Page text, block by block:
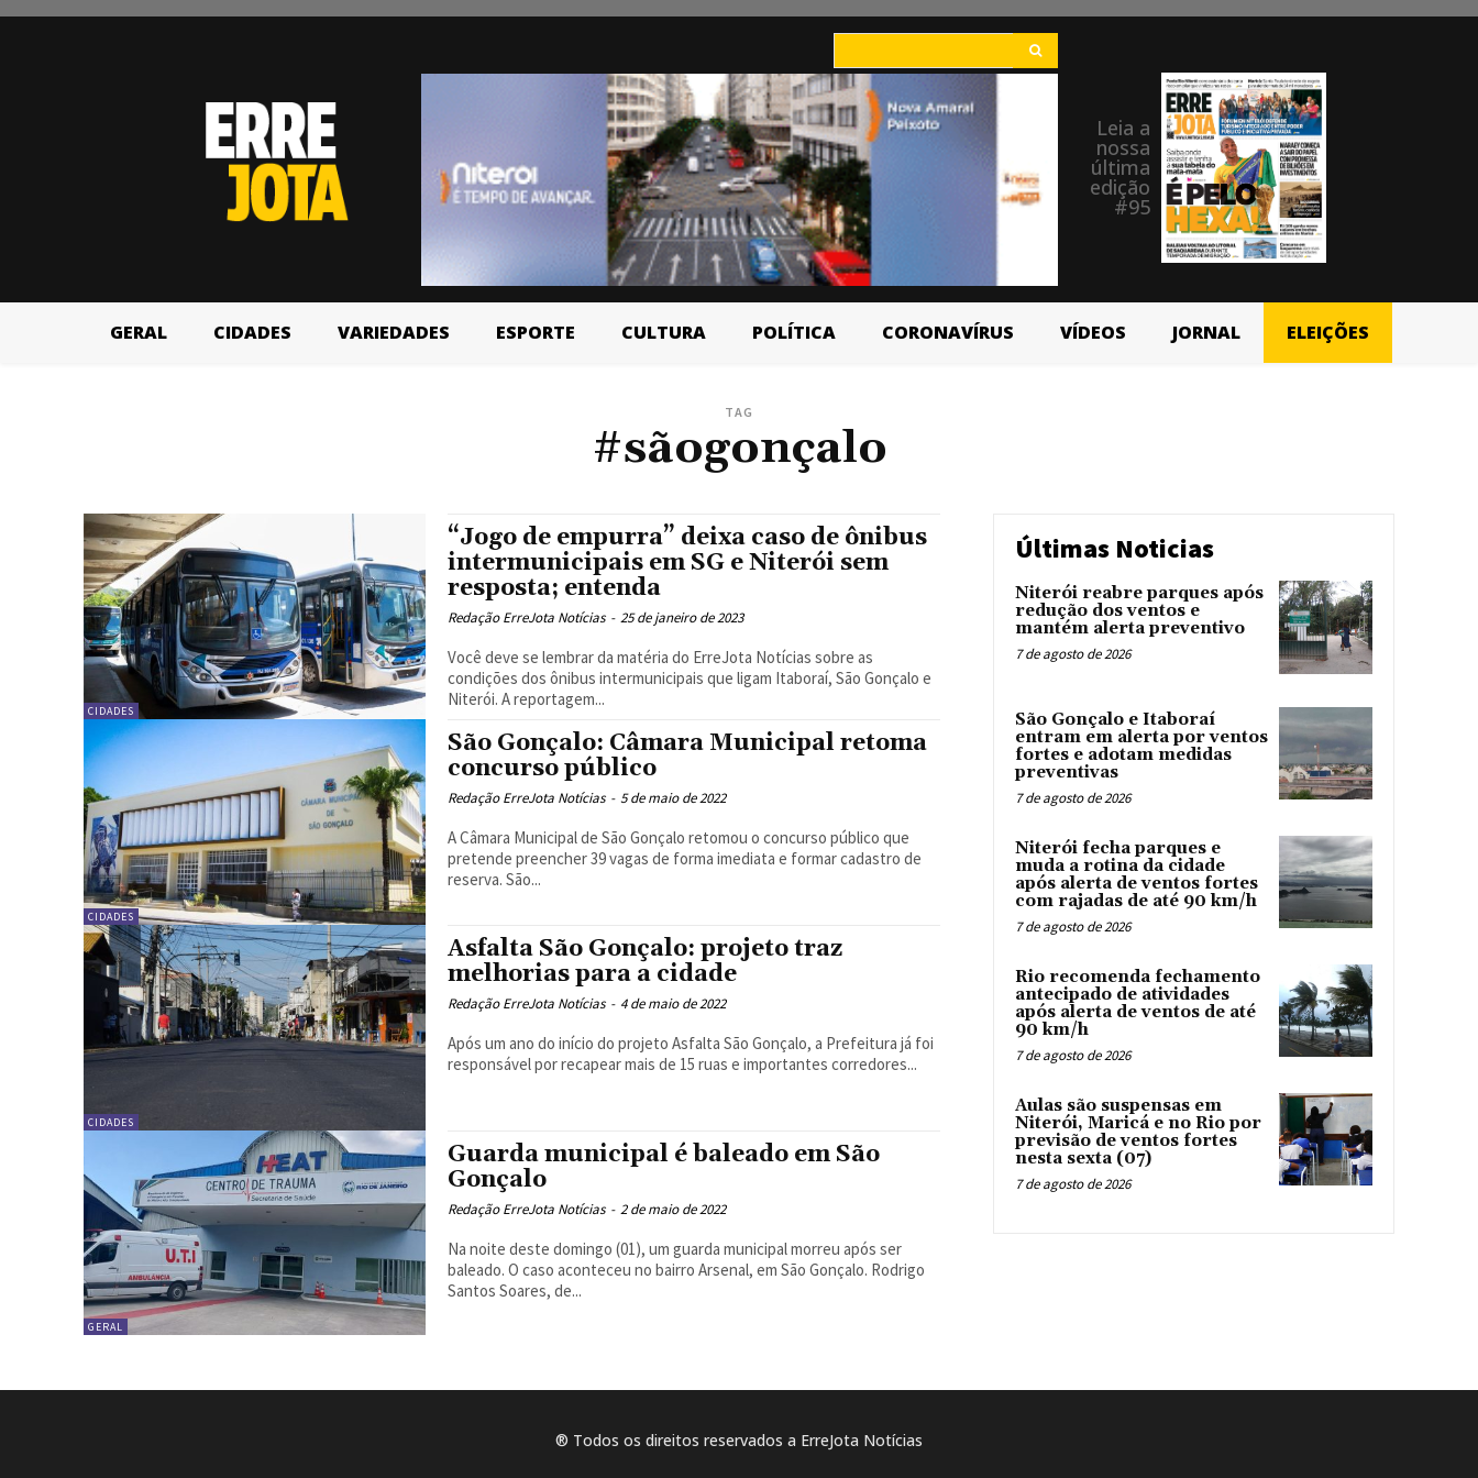
Leia a
nossa
última
edição
#95
GERAL CIDADES VARIEDADES ESPORTE CULTURA POLÍTICA CORONAVÍRUS VÍDEOS JORNAL ELEIÇÕES
TAG
#sãogonçalo
CIDADES
“Jogo de empurra” deixa caso de ônibus
intermunicipais em SG e Niterói sem
resposta; entenda
Redação ErreJota Notícias - 25 de janeiro de 2023
Você deve se lembrar da matéria do ErreJota Notícias sobre as
condições dos ônibus intermunicipais que ligam Itaboraí, São Gonçalo e
Niterói. A reportagem...
CIDADES
São Gonçalo: Câmara Municipal retoma
concurso público
Redação ErreJota Notícias - 5 de maio de 2022
A Câmara Municipal de São Gonçalo retomou o concurso público que
pretende preencher 39 vagas de forma imediata e formar cadastro de
reserva. São...
CIDADES
Asfalta São Gonçalo: projeto traz
melhorias para a cidade
Redação ErreJota Notícias - 4 de maio de 2022
Após um ano do início do projeto Asfalta São Gonçalo, a Prefeitura já foi
responsável por recapear mais de 15 ruas e importantes corredores...
GERAL
Guarda municipal é baleado em São
Gonçalo
Redação ErreJota Notícias - 2 de maio de 2022
Na noite deste domingo (01), um guarda municipal morreu após ser
baleado. O caso aconteceu no bairro Arsenal, em São Gonçalo. Rodrigo
Santos Soares, de...
Últimas Noticias
Niterói reabre parques após
redução dos ventos e
mantém alerta preventivo
7 de agosto de 2026
São Gonçalo e Itaboraí
entram em alerta por ventos
fortes e adotam medidas
preventivas
7 de agosto de 2026
Niterói fecha parques e
muda a rotina da cidade
após alerta de ventos fortes
com rajadas de até 90 km/h
7 de agosto de 2026
Rio recomenda fechamento
antecipado de atividades
após alerta de ventos de até
90 km/h
7 de agosto de 2026
Aulas são suspensas em
Niterói, Maricá e no Rio por
previsão de ventos fortes
nesta sexta (07)
7 de agosto de 2026
® Todos os direitos reservados a ErreJota Notícias